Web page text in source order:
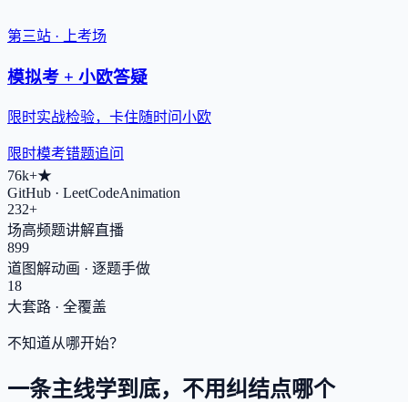
第三站 · 上考场
模拟考 + 小欧答疑
限时实战检验，卡住随时问小欧
限时模考错题追问
76k+★
GitHub · LeetCodeAnimation
232+
场高频题讲解直播
899
道图解动画 · 逐题手做
18
大套路 · 全覆盖
不知道从哪开始？
一条主线学到底，不用纠结点哪个